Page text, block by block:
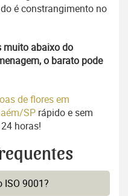
é constrangimento no
muito abaixo do
o barato pode
de flores em
SP rápido e sem
horas!
ISO 9001?